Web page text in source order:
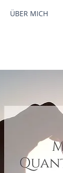
ÜBER MICH